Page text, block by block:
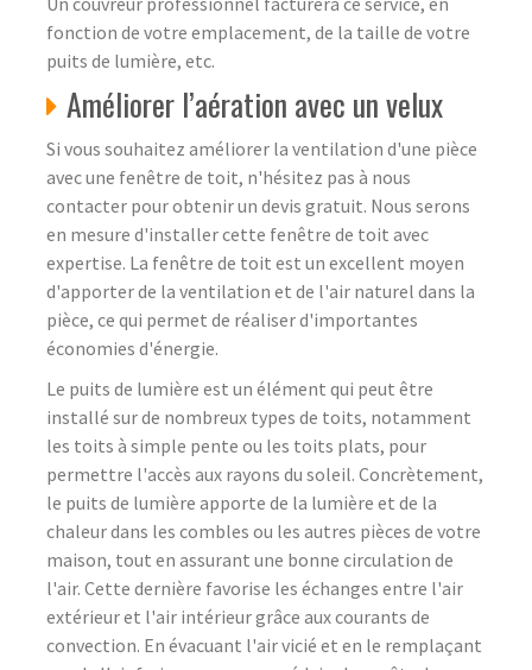
fonction de votre emplacement, de la taille de votre
puits de lumière, etc.
Améliorer l’aération avec un velux
Si vous souhaitez améliorer la ventilation d'une pièce
avec une fenêtre de toit, n'hésitez pas à nous
contacter pour obtenir un devis gratuit. Nous serons
en mesure d'installer cette fenêtre de toit avec
expertise. La fenêtre de toit est un excellent moyen
d'apporter de la ventilation et de l'air naturel dans la
pièce, ce qui permet de réaliser d'importantes
économies d'énergie.
Le puits de lumière est un élément qui peut être
installé sur de nombreux types de toits, notamment
les toits à simple pente ou les toits plats, pour
permettre l'accès aux rayons du soleil. Concrètement,
le puits de lumière apporte de la lumière et de la
chaleur dans les combles ou les autres pièces de votre
maison, tout en assurant une bonne circulation de
l'air. Cette dernière favorise les échanges entre l'air
extérieur et l'air intérieur grâce aux courants de
convection. En évacuant l'air vicié et en le remplaçant